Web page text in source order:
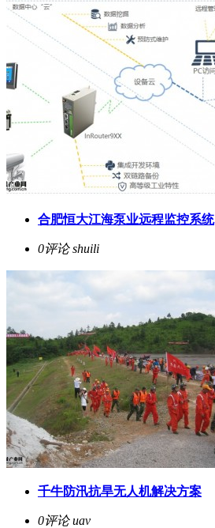
合肥恒大江海泵业远程监控系统
0评论shuili
千牛防汛抗旱无人机解决方案
0评论uav